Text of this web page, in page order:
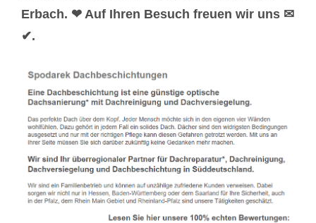
Erbach. ❤ Auf Ihren Besuch freuen wir uns ✉
✔.